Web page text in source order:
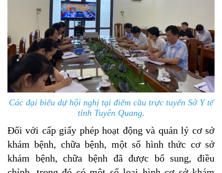
Các đại biểu dự hội nghị tại điểm cầu trực tuyến Sở Y tế
tỉnh Tuyên Quang.
Đối với cấp giấy phép hoạt động và quản lý cơ sở
khám bệnh, chữa bệnh, một số hình thức cơ sở
khám bệnh, chữa bệnh đã được bổ sung, điều